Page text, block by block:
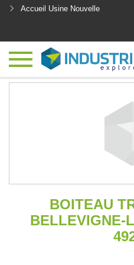
Accueil Usine Nouvelle
BOITEAU
BELLEVIGNE-